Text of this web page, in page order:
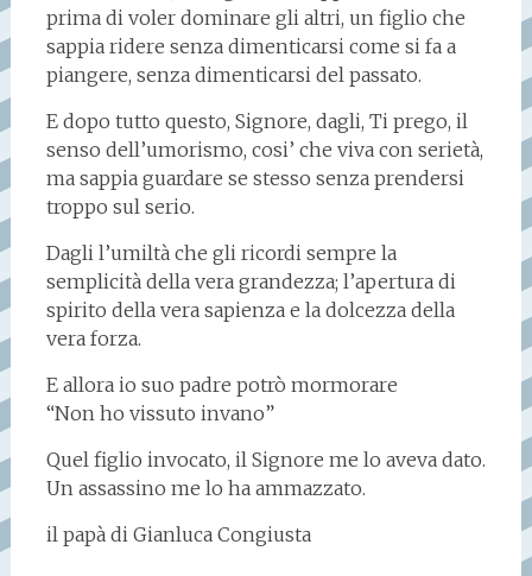
prima di voler dominare gli altri, un figlio che
sappia ridere senza dimenticarsi come si fa a
piangere, senza dimenticarsi del passato.
E dopo tutto questo, Signore, dagli, Ti prego, il
senso dell’umorismo, cosi’ che viva con serietà,
ma sappia guardare se stesso senza prendersi
troppo sul serio.
Dagli l’umiltà che gli ricordi sempre la
semplicità della vera grandezza; l’apertura di
spirito della vera sapienza e la dolcezza della
vera forza.
E allora io suo padre potrò mormorare
“Non ho vissuto invano”
Quel figlio invocato, il Signore me lo aveva dato.
Un assassino me lo ha ammazzato.
il papà di Gianluca Congiusta